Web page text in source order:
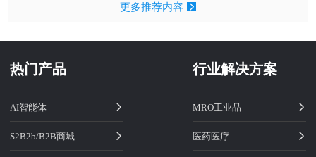
更多推荐内容
热门产品
AI智能体
S2B2b/B2B商城
行业解决方案
MRO工业品
医药医疗